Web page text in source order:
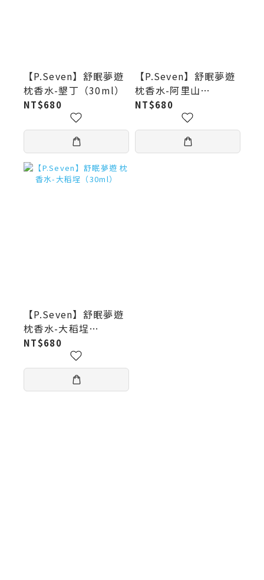
【P.Seven】舒眠夢遊
枕香水-墾丁（30ml）
NT$680
【P.Seven】舒眠夢遊
枕香水-阿里山
（30ml）
NT$680
【P.Seven】舒眠夢遊
枕香水-大稻埕
（30ml）
NT$680